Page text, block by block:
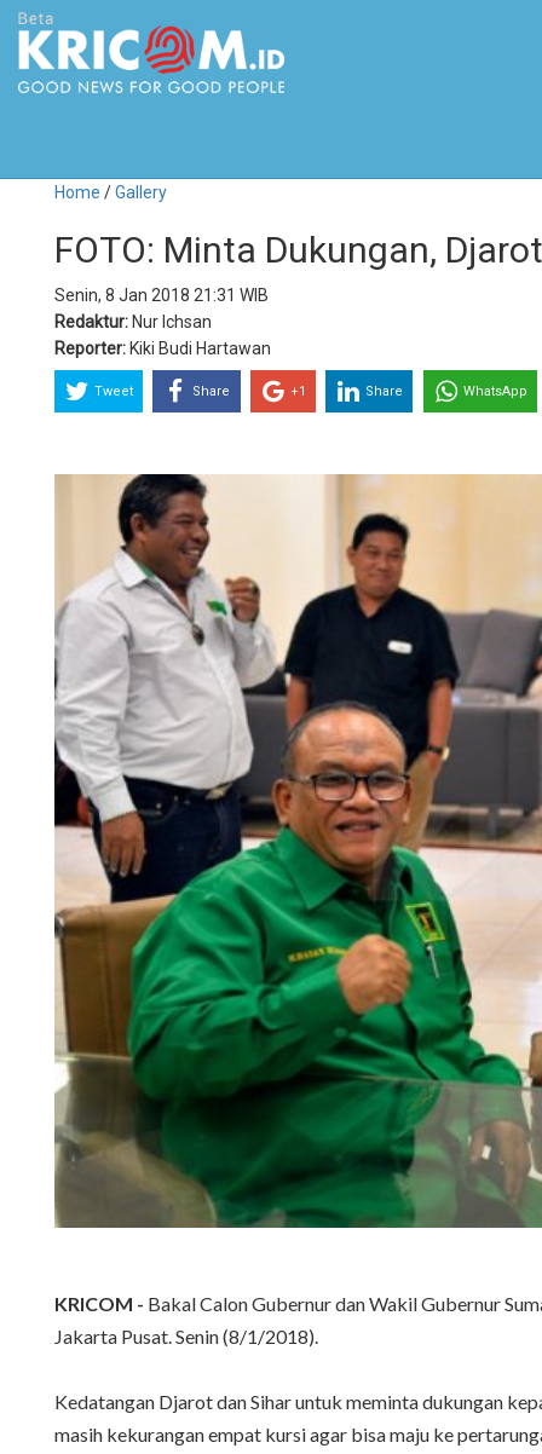
Home /Gallery
FOTO: Minta Dukungan,
Senin, 8 Jan 2018 21:31 WIB
Redaktur: Nur Ichsan
Reporter: Kiki Budi Hartawan
Tweet Share +1 Share WhatsApp
KRICOM - Bakal Calon Gubernur dan Wakil Gubernur
Jakarta Pusat. Senin (8/1/2018).
Kedatangan Djarot dan Sihar untuk meminta dukungan
masih kekurangan empat kursi agar bisa maju ke